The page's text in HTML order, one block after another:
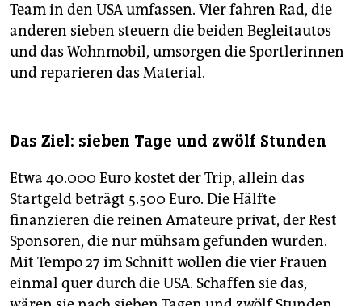
Team in den USA umfassen. Vier fahren Rad, die
anderen sieben steuern die beiden Begleitautos
und das Wohnmobil, umsorgen die Sportlerinnen
und reparieren das Material.
Das Ziel: sieben Tage und zwölf Stunden
Etwa 40.000 Euro kostet der Trip, allein das
Startgeld beträgt 5.500 Euro. Die Hälfte
finanzieren die reinen Amateure privat, der Rest
Sponsoren, die nur mühsam gefunden wurden.
Mit Tempo 27 im Schnitt wollen die vier Frauen
einmal quer durch die USA. Schaffen sie das,